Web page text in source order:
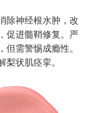
除神经根水肿，改
促进髓鞘修复。严
但需警惕成瘾性。
梨状肌痉挛。